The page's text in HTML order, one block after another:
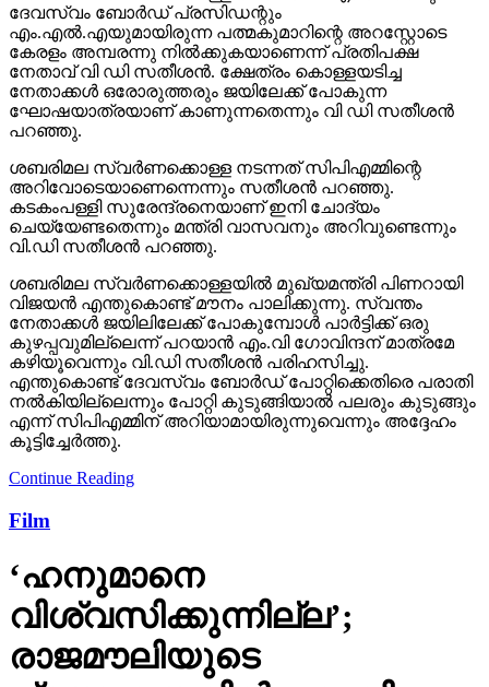
ദേവസ്വം ബോര്‍ഡ് പ്രസിഡന്റും
എം.എല്‍.എയുമായിരുന്ന പത്മകുമാറിന്റെ അറസ്റ്റോടെ
കേരളം അമ്പരന്നു നില്‍ക്കുകയാണെന്ന് പ്രതിപക്ഷ
നേതാവ് വി ഡി സതീശന്‍. ക്ഷേത്രം കൊള്ളയടിച്ച
നേതാക്കള്‍ ഒരോരുത്തരും ജയിലേക്ക് പോകുന്ന
ഘോഷയാത്രയാണ് കാണുന്നതെന്നും വി ഡി സതീശന്‍
പറഞ്ഞു.
ശബരിമല സ്വര്‍ണക്കൊള്ള നടന്നത് സിപിഎമ്മിന്റെ
അറിവോടെയാണെന്നെന്നും സതീശന്‍ പറഞ്ഞു.
കടകംപള്ളി സുരേന്ദ്രനെയാണ് ഇനി ചോദ്യം
ചെയ്യേണ്ടതെന്നും മന്ത്രി വാസവനും അറിവുണ്ടെന്നും
വി.ഡി സതീശന്‍ പറഞ്ഞു.
ശബരിമല സ്വര്‍ണക്കൊള്ളയില്‍ മുഖ്യമന്ത്രി പിണറായി
വിജയന്‍ എന്തുകൊണ്ട് മൗനം പാലിക്കുന്നു. സ്വന്തം
നേതാക്കള്‍ ജയിലിലേക്ക് പോകുമ്പോള്‍ പാര്‍ട്ടിക്ക് ഒരു
കുഴപ്പവുമില്ലെന്ന് പറയാന്‍ എം.വി ഗോവിന്ദന് മാത്രമേ
കഴിയൂവെന്നും വി.ഡി സതീശന്‍ പരിഹസിച്ചു.
എന്തുകൊണ്ട് ദേവസ്വം ബോര്‍ഡ് പോറ്റിക്കെതിരെ പരാതി
നല്‍കിയില്ലെന്നും പോറ്റി കുടുങ്ങിയാല്‍ പലരും കുടുങ്ങും
എന്ന് സിപിഎമ്മിന് അറിയാമായിരുന്നുവെന്നും അദ്ദേഹം
കൂട്ടിച്ചേര്‍ത്തു.
Continue Reading
Film
‘ഹനുമാനെ
വിശ്വസിക്കുന്നില്ല’;
രാജമൗലിയുടെ